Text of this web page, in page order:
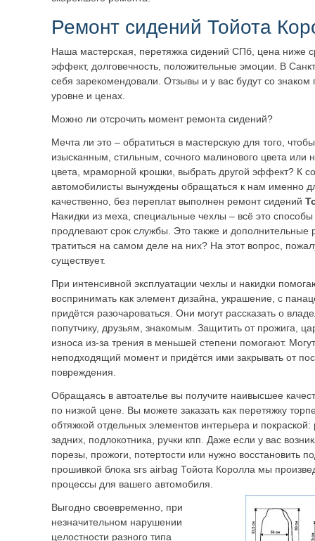
Ремонт сидений Тойота
Наша мастерская, перетяжка сидений СПб, цена ниже
эффект, долговечность, положительные эмоции. В
себя зарекомендовали. Отзывы и у вас будут со
уровне и ценах.
Можно ли отсрочить момент ремонта сидений?
Мечта ли это – обратиться в мастерскую для того,
изысканным, стильным, сочного малинового цвета или
цвета, мраморной крошки, выбрать другой эффект? К
автомобилисты вынуждены обращаться к нам именно
качественно, без переплат выполнен ремонт сидений
Накидки из меха, специальные чехлы – всё это
продлевают срок службы. Это также и дополнительные
тратиться на самом деле на них? На этот вопрос,
существует.
При интенсивной эксплуатации чехлы и накидки
воспринимать как элемент дизайна, украшение, с
придётся разочароваться. Они могут рассказать о
попутчику, друзьям, знакомым. Защитить от прожига,
износа из-за трения в меньшей степени помогают.
неподходящий момент и придётся ими закрывать от
повреждения.
Обращаясь в автоателье вы получите наивысшее
по низкой цене. Вы можете заказать как перетяжку
обтяжкой отдельных элементов интерьера и
задних, подлокотника, ручки кпп. Даже если у вас
порезы, прожоги, потертости или нужно восстановить
прошивкой блока srs airbag Тойота Королла мы
процессы для вашего автомобиля.
Выгодно своевременно, при
незначительном нарушении
целостности разного типа